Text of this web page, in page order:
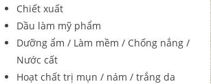
Chiết xuất
Dầu làm mỹ phẩm
Dưỡng ẩm / Làm mềm / Chống nắng /
Nước cất
Hoạt chất trị mụn / nám / trắng da